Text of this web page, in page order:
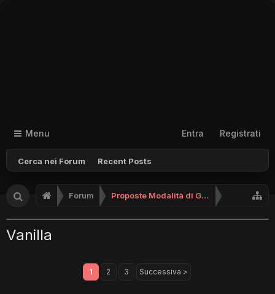
Menu
Cerca nei Forum Recent Posts
Entra Registrati
Forum Proposte Modalità di Gioco (No Supporto)
Vanilla
1 2 3 Successiva >